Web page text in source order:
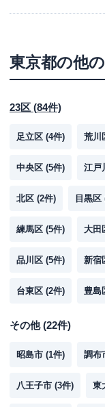
東京都の他
23区 (84件)
足立区 (4件) 荒川
中央区 (5件) 江戸
北区 (2件) 目黒区
練馬区 (5件) 大田
品川区 (5件) 新宿
台東区 (2件) 豊島
その他(22件)
昭島市 (1件) 調布
八王子市 (3件) 東